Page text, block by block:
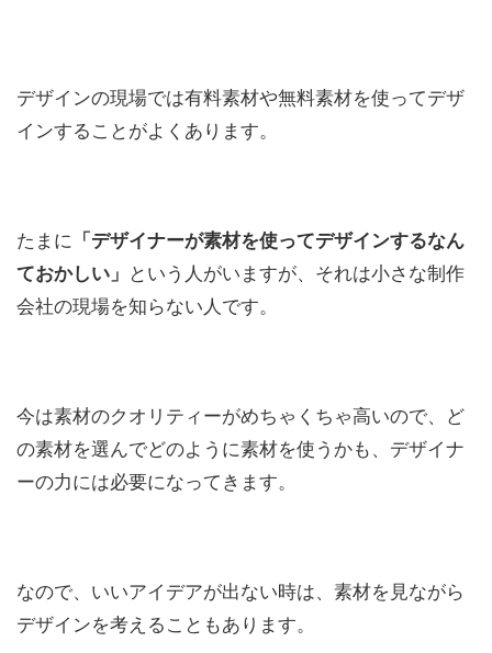
デザインの現場では有料素材や無料素材を使ってデザ
インすることがよくあります。
たまに 「デザイナーが素材を使ってデザインするなん
ておかしい」 という人がいますが、それは小さな制作
会社の現場を知らない人です。
今は素材のクオリティーがめちゃくちゃ高いので、ど
の素材を選んでどのように素材を使うかも、デザイナ
ーの力には必要になってきます。
なので、いいアイデアが出ない時は、素材を見ながら
デザインを考えることもあります。